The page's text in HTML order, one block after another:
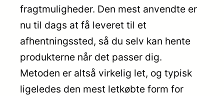
fragtmuligheder. Den mest anvendte er
nu til dags at få leveret til et
afhentningssted, så du selv kan hente
produkterne når det passer dig.
Metoden er altså virkelig let, og typisk
ligeledes den mest letkøbte form for